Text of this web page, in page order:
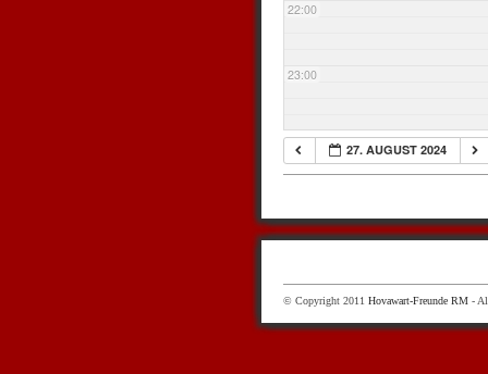
22:00
23:00
27. AUGUST 2024
© Copyright 2011 Hovawart-Freunde RM -